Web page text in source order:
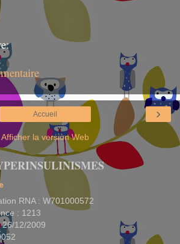
›
Accueil
Afficher la version Web
RNA : W701000572
: 1213
26/12/2009